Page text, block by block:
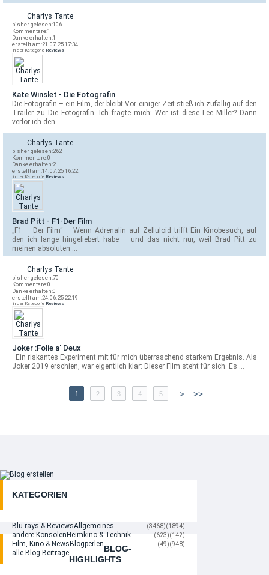
Kate Winslet - Die Fotografin
Die Fotografin – ein Film, der bleibt Vor einiger Zeit stieß ich zufällig auf den
Trailer zu Die Fotografin. Ich fragte mich: Wer ist diese Lee Miller? Dann
verlor ich den …
Charlys Tante
bisher gelesen:106
Kommentare:1
Danke erhalten:1
erstellt am:21.07.25 17:34
in der Kategorie Reviews
Brad Pitt - F1-Der Film
„F1 – Der Film“ – Wenn Adrenalin auf Zelluloid trifft Ein Kinobesuch, auf
den ich lange hingefiebert habe – und das nicht nur, weil Brad Pitt zu
meinen absoluten …
Charlys Tante
bisher gelesen:262
Kommentare:0
Danke erhalten:2
erstellt am:14.07.25 16:22
in der Kategorie Reviews
Joker :Folie a' Deux
Ein riskantes Experiment mit für mich überraschend starkem Ergebnis. Als
Joker 2019 erschien, war eigentlich klar: Dieser Film steht für sich. Es …
Charlys Tante
bisher gelesen:70
Kommentare:0
Danke erhalten:0
erstellt am:24.06.25 22:19
in der Kategorie Reviews
1 2 3 4 5 > >>
KATEGORIEN
Blu-rays & Reviews (1894)
Allgemeines (3468)
andere Konsolen (142)
Heimkino & Technik (623)
Film, Kino & News (948)
Blogperlen (49)
alle Blog-Beiträge
BLOG-
HIGHLIGHTS